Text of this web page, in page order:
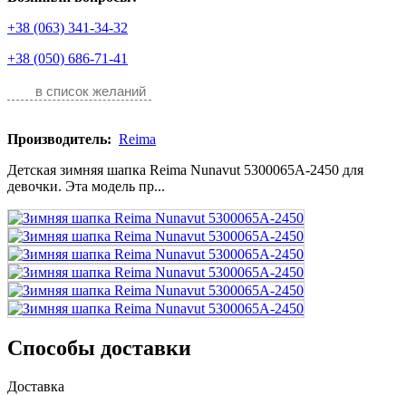
+38 (063) 341-34-32
+38 (050) 686-71-41
в список желаний
Производитель: Reima
Детская зимняя шапка Reima Nunavut 5300065A-2450 для
девочки. Эта модель пр...
Способы доставки
Доставка